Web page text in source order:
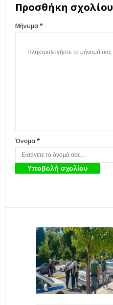
Προσθήκη σχολίου
Μήνυμα *
Όνομα *